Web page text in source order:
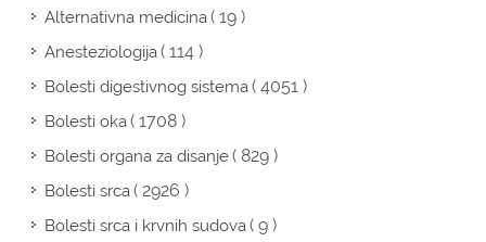
Alternativna medicina( 19 )
Anesteziologija( 114 )
Bolesti digestivnog sistema( 4051 )
Bolesti oka( 1708 )
Bolesti organa za disanje( 829 )
Bolesti srca( 2926 )
Bolesti srca i krvnih sudova( 9 )